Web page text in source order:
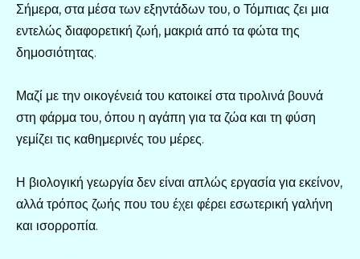
Σήμερα, στα μέσα των εξηντάδων του, ο Τόμπιας ζει μια
εντελώς διαφορετική ζωή, μακριά από τα φώτα της
δημοσιότητας.
Μαζί με την οικογένειά του κατοικεί στα τιρολινά βουνά
στη φάρμα του, όπου η αγάπη για τα ζώα και τη φύση
γεμίζει τις καθημερινές του μέρες.
Η βιολογική γεωργία δεν είναι απλώς εργασία για εκείνον,
αλλά τρόπος ζωής που του έχει φέρει εσωτερική γαλήνη
και ισορροπία.